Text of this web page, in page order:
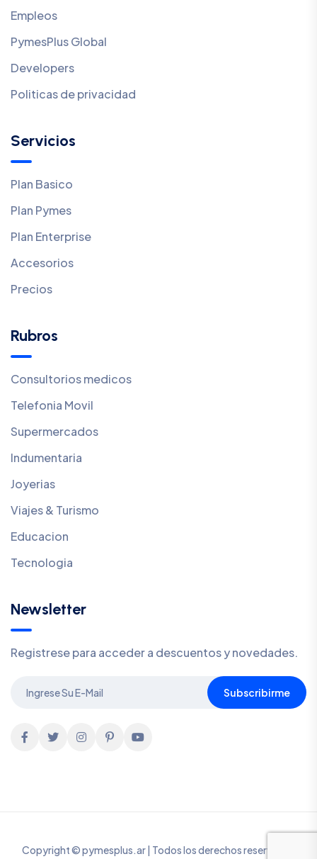
Empleos
PymesPlus Global
Developers
Politicas de privacidad
Servicios
Plan Basico
Plan Pymes
Plan Enterprise
Accesorios
Precios
Rubros
Consultorios medicos
Telefonia Movil
Supermercados
Indumentaria
Joyerias
Viajes & Turismo
Educacion
Tecnologia
Newsletter
Registrese para acceder a descuentos y novedades.
Subscribirme
Copyright © pymesplus.ar | Todos los derechos reservados